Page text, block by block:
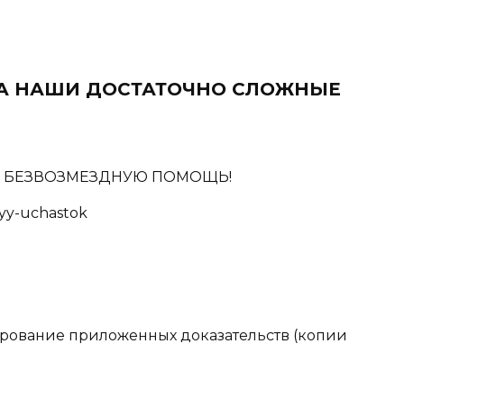
НАШИ ДОСТАТОЧНО СЛОЖНЫЕ
БЕЗВОЗМЕЗДНУЮ ПОМОЩЬ!
uchastok
приложенных доказательств (копии